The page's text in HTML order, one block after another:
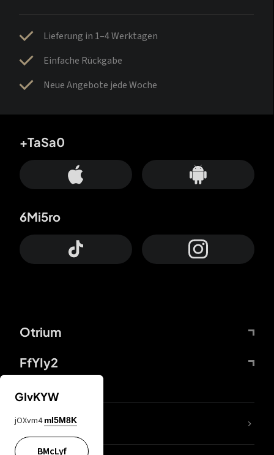
Lieferung in 1–4 Werktagen
Einfache Rückgabe
Neue Angebote jede Woche
Otrium
FfYIy2
+TaSa0
6Mi5ro
DDcvSo
GIvKYW
jOXvm4 mI5M8K
BMcLyf